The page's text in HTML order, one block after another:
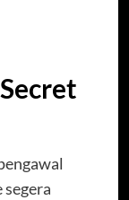
segera